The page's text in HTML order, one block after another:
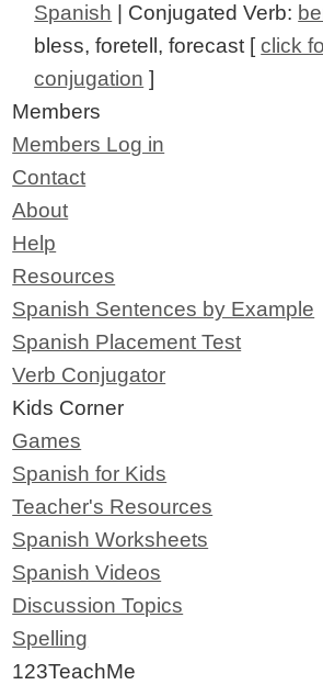
Spanish | Conjugated Verb:
bless, foretell, forecast [click
conjugation ]
Members
Members Log in
Contact
About
Help
Resources
Spanish Sentences by Example
Spanish Placement Test
Verb Conjugator
Kids Corner
Games
Spanish for Kids
Teacher's Resources
Spanish Worksheets
Spanish Videos
Discussion Topics
Spelling
123TeachMe